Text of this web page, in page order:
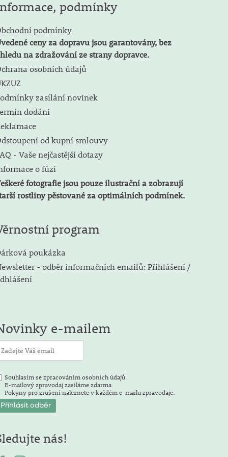
podmínky
podmínky
ceny za dopravu jsou garantovány, bez
na zdražování ze strany dopravce.
osobních údajů
zasílání novinek
dodání
od kupní smlouvy
- Vaše nejčastější dotazy
o fúzi
fotografie jsou pouze ilustrační a zobrazují
rostliny pěstované za optimálních podmínek.
program
poukázka
- odběr informačních emailů: Přihlášení /
e-mailem
Souhlasím se zpracováním osobních údajů.
E-mailový zpravodaj zasíláme zdarma.
Pokyny pro zrušení naleznete v každém e-mailu zpravodaje.
nás!